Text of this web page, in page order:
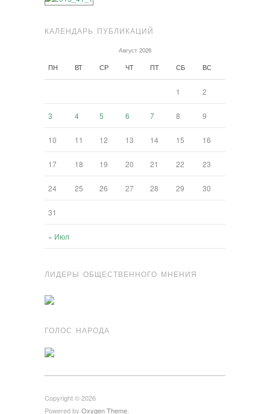
КАЛЕНДАРЬ ПУБЛИКАЦИЙ
Август 2026
ПН ВТ СР ЧТ ПТ СБ ВС
« Июл
1 2
3 4 5 6 7 8 9
10 11 12 13 14 15 16
17 18 19 20 21 22 23
24 25 26 27 28 29 30
31
ЛИДЕРЫ ОБЩЕСТВЕННОГО МНЕНИЯ
ГОЛОС НАРОДА
Copyright © 2026
Powered by Oxygen Theme